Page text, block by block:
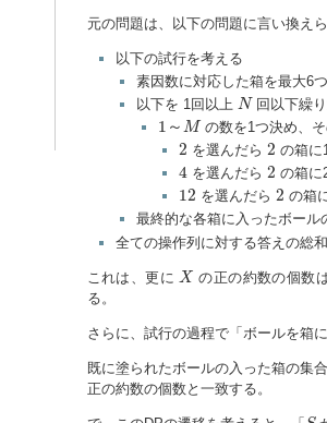
元の問題は、以下の問題に言い換えら
以下の試行を考える
素因数に対応した箱を最大6
以下を 1回以上 N
N回以下繰
1 ～ M
1 ～ M
の数を1つ決め、
2
2 を選んだら 2
2 の箱に
4
4 を選んだら 2
2 の箱に
12
12 を選んだら 2
2 の箱
最終的な各箱に入ったボール
全ての操作列に対する答えの総
これは、更に X
X の正の約数の個数
る。
さらに、試行の過程で「ボールを箱
既に塗られたボールの入った箱の集合
正の約数の個数と一致する。
S